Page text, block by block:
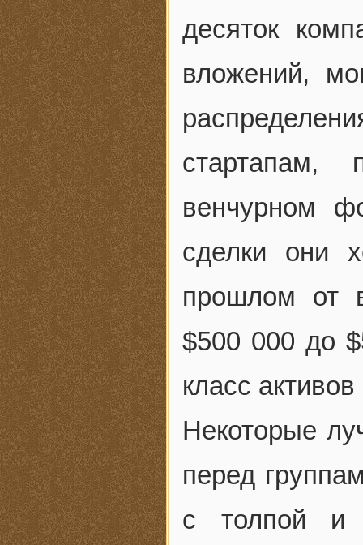
десяток
вложений,
венчурном
сделки они
прошлом от
$500 000 до
класс
Некоторые
перед
с толпой и